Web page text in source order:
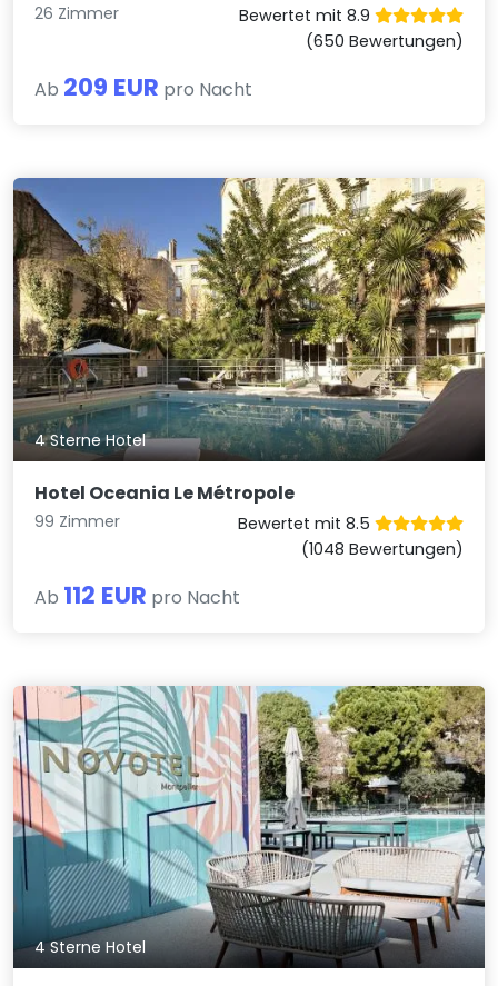
26 Zimmer
Bewertet mit 8.9
(650 Bewertungen)
Ab 209 EUR pro Nacht
4 Sterne Hotel
Hotel Oceania Le Métropole
99 Zimmer
Bewertet mit 8.5
(1048 Bewertungen)
Ab 112 EUR pro Nacht
4 Sterne Hotel